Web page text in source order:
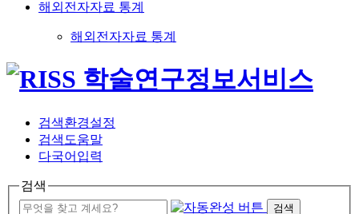
해외전자자료 통계
해외전자자료 통계
검색환경설정
검색도움말
다국어입력
검색
검색